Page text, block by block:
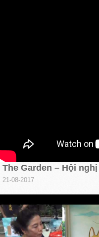
The Garden – Hội
21-08-2017